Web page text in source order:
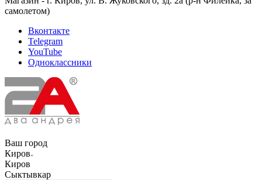
самолетом)
Вконтакте
Telegram
YouTube
Одноклассники
Ваш город
Киров
Киров
Сыктывкар